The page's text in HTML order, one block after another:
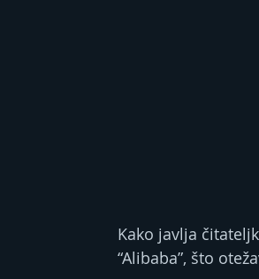
Kako javlja
“Alibaba”, što